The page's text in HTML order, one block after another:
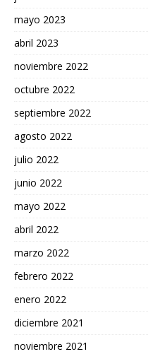
mayo 2023
abril 2023
noviembre 2022
octubre 2022
septiembre 2022
agosto 2022
julio 2022
junio 2022
mayo 2022
abril 2022
marzo 2022
febrero 2022
enero 2022
diciembre 2021
noviembre 2021